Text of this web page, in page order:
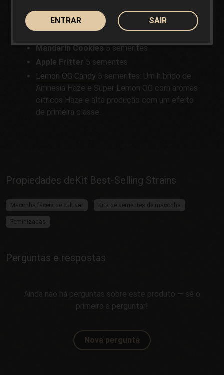
variedades anteriores:
C.Banana5 sementes
Mandarin Cookies5 sementes
Apple Fritter 5 sementes
Lemon OG Candy 5 sementes: Um híbrido de
Amnesia Haze e Super Lemon OG com aromas
cítricos Haze e alta produção com um efeito
de primeira classe.
Propiedades deKit Best-Selling Strains
Maconha fáceis de cultivar Kits de sementes de maconha
Feminizadas
Perguntas e respostas
Ainda não há perguntas sobre este produto — sê o
primeiro a perguntar!
Nova pergunta
ENTRAR SAIR